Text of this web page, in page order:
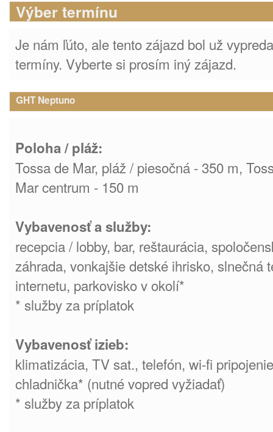
Výber termínu
Je nám ľúto, ale tento zájazd bol už
termíny. Vyberte si prosím iný zájazd.
GHT Neptuno
Poloha / pláž:
Tossa de Mar, pláž / piesočná - 350 m,
Mar centrum - 150 m
Vybavenosť a služby:
recepcia / lobby, bar, reštaurácia,
záhrada, vonkajšie detské ihrisko, slnečná
internetu, parkovisko v okolí*
* služby za príplatok
Vybavenosť izieb:
klimatizácia, TV sat., telefón, wi-fi
chladnička* (nutné vopred vyžiadať)
* služby za príplatok